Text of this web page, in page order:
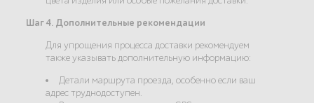
Шаг 4. Дополнительные рекомендации
Для упрощения процесса доставки рекомендуем
также указывать дополнительную информацию:
Детали маршрута проезда, особенно если ваш
адрес труднодоступен.